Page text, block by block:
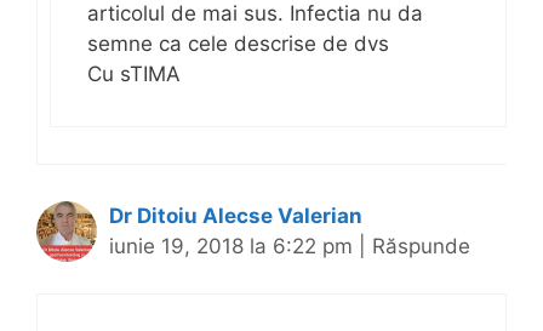
articolul de mai sus. Infectia nu da
semne ca cele descrise de dvs
Cu sTIMA
Dr Ditoiu Alecse Valerian
iunie 19, 2018 la 6:22 pm
Răspunde